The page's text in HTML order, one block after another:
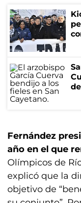
Fernández
año en el que
Olímpicos de
explicó que la
objetivo de